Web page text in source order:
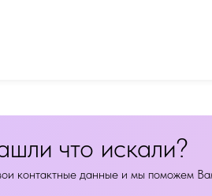
что искали?
контактные данные и мы поможем